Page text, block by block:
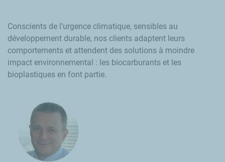
Conscients de l’urgence climatique, sensibles au
développement durable, nos clients adaptent leurs
comportements et attendent des solutions à moindre
impact environnemental : les biocarburants et les
bioplastiques en font partie.